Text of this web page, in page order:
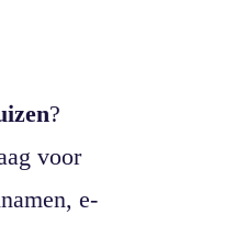
?
voor
e-